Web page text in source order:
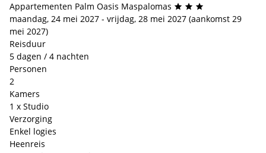
Appartementen Palm Oasis Maspalomas
maandag, 24 mei 2027 - vrijdag, 28 mei 2027 (aankomst 29
mei 2027)
Reisduur
5 dagen / 4 nachten
Personen
2
Kamers
1 x Studio
Verzorging
Enkel logies
Heenreis